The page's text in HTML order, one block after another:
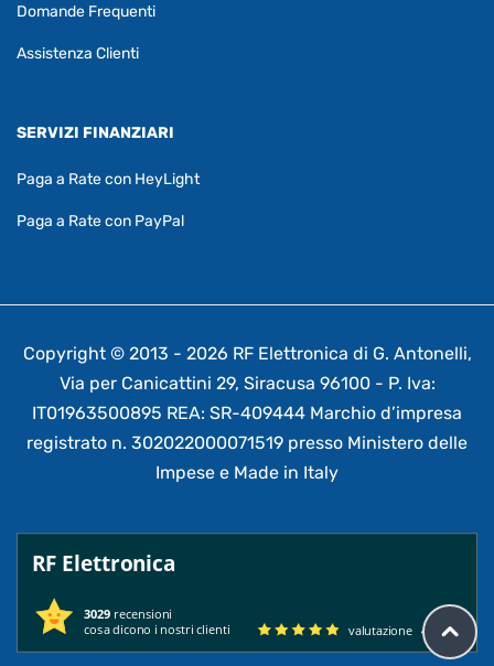
Domande Frequenti
Assistenza Clienti
SERVIZI FINANZIARI
Paga a Rate con HeyLight
Paga a Rate con PayPal
Copyright © 2013 - 2026 RF Elettronica di G. Antonelli,
Via per Canicattini 29, Siracusa 96100 - P. Iva:
IT01963500895 REA: SR-409444 Marchio d’impresa
registrato n. 302022000071519 presso Ministero delle
Impese e Made in Italy
RF Elettronica
3029 recensioni
cosa dicono i nostri clienti
valutazione 4.95/ 5